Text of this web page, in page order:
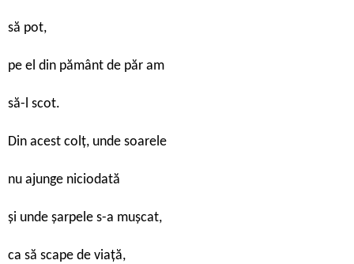
să pot,
pe el din pământ de păr am
să-l scot.
Din acest colţ, unde soarele
nu ajunge niciodată
şi unde şarpele s-a muşcat,
ca să scape de viaţă,